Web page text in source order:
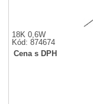
18K 0,6W
Kód: 874674
Cena s DPH